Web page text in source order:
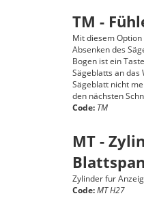
TM -
Mit diesem
Absenken des
Bogen ist ein
Sägeblatts an das
Sägeblatt nicht
den nächsten
Code: TM
MT -
Zylinder fur
Code:MT H27